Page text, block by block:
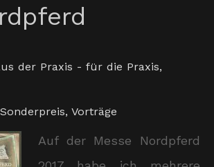
der Praxis - für die Praxis,
Sonderpreis,Vorträge
Auf der Messe Nordpferd